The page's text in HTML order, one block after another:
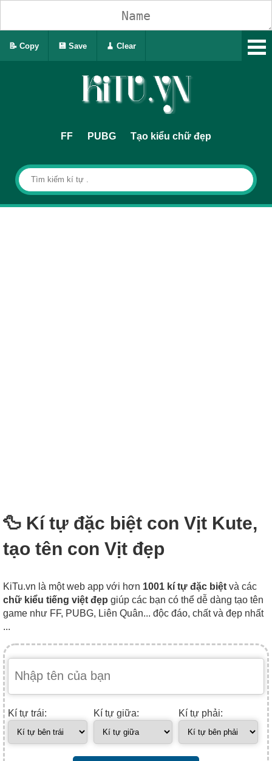
FF PUBG Tạo kiểu chữ đẹp
🦆 Kí tự đặc biệt con Vịt Kute,
tạo tên con Vịt đẹp
KiTu.vn là một web app với hơn 1001 kí tự đặc biệt và các
chữ kiểu tiếng việt đẹp giúp các bạn có thể dễ dàng tạo tên
game như FF, PUBG, Liên Quân... độc đáo, chất và đẹp nhất
...
Kí tự trái: Kí tự giữa: Kí tự phải:
📝 Copy 💾 Save 🧹 Clear